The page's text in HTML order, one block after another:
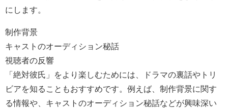
にします。
制作背景
キャストのオーディション秘話
視聴者の反響
「絶対彼氏」をより楽しむためには、ドラマの裏話やトリ
ビアを知ることもおすすめです。例えば、制作背景に関す
る情報や、キャストのオーディション秘話などが興味深い